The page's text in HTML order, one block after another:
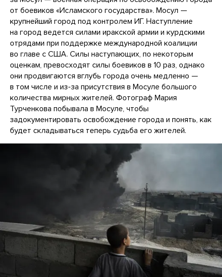
от боевиков «Исламского государства». Мосул —
крупнейший город под контролем ИГ. Наступление
на город ведется силами иракской армии и курдскими
отрядами при поддержке международной коалиции
во главе с США. Силы наступающих, по некоторым
оценкам, превосходят силы боевиков в 10 раз, однако
они продвигаются вглубь города очень медленно —
в том числе и из-за присутствия в Мосуле большого
количества мирных жителей. Фотограф Мария
Турченкова побывала в Мосуле, чтобы
задокументировать освобождение города и понять, как
будет складываться теперь судьба его жителей.